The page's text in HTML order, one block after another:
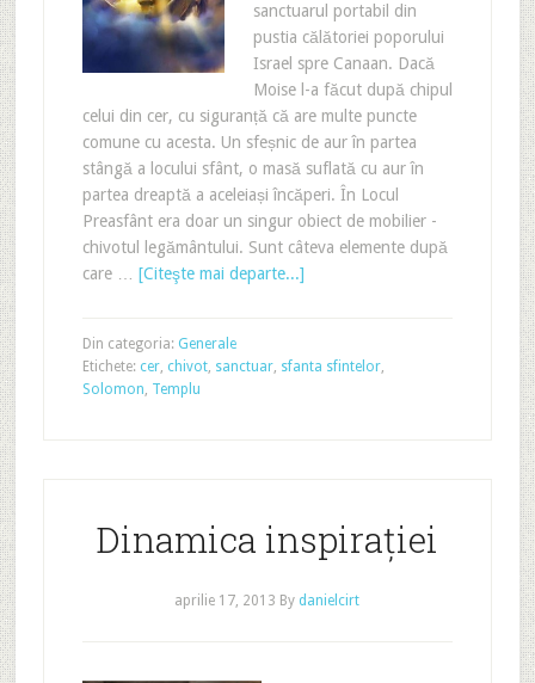
sanctuarul portabil din
pustia călătoriei poporului
Israel spre Canaan. Dacă
Moise l-a făcut după chipul
celui din cer, cu siguranță că are multe puncte
comune cu acesta. Un sfeșnic de aur în partea
stângă a locului sfânt, o masă suflată cu aur în
partea dreaptă a aceleiași încăperi. În Locul
Preasfânt era doar un singur obiect de mobilier -
chivotul legământului. Sunt câteva elemente după
care … [Citeşte mai departe...]
Din categoria: Generale
Etichete: cer, chivot, sanctuar, sfanta sfintelor,
Solomon, Templu
Dinamica inspirației
aprilie 17, 2013 By danielcirt